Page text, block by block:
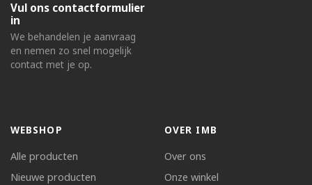
Vul ons contactformulier
in
We behandelen je aanvraag
en nemen zo snel mogelijk
contact met je op.
WEBSHOP
Alle producten
Nieuwe producten
OVER IMB
Over ons
Onze winkel